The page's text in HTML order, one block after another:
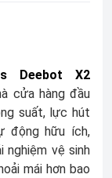
Deebot X2
cửa hàng đầu
suất, lực hút
động hữu ích,
nghiệm vệ sinh
mái hơn bao